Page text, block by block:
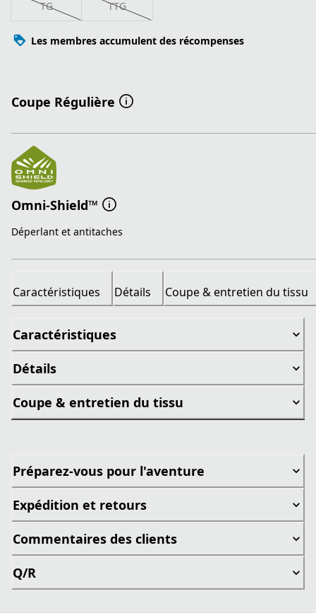
TG TTG
Les membres accumulent des récompenses
Coupe Régulière
Omni-Shield™
Déperlant et antitaches
Caractéristiques Détails Coupe & entretien du tissu
Caractéristiques
Détails
Coupe & entretien du tissu
Préparez-vous pour l'aventure
Expédition et retours
Commentaires des clients
Q/R